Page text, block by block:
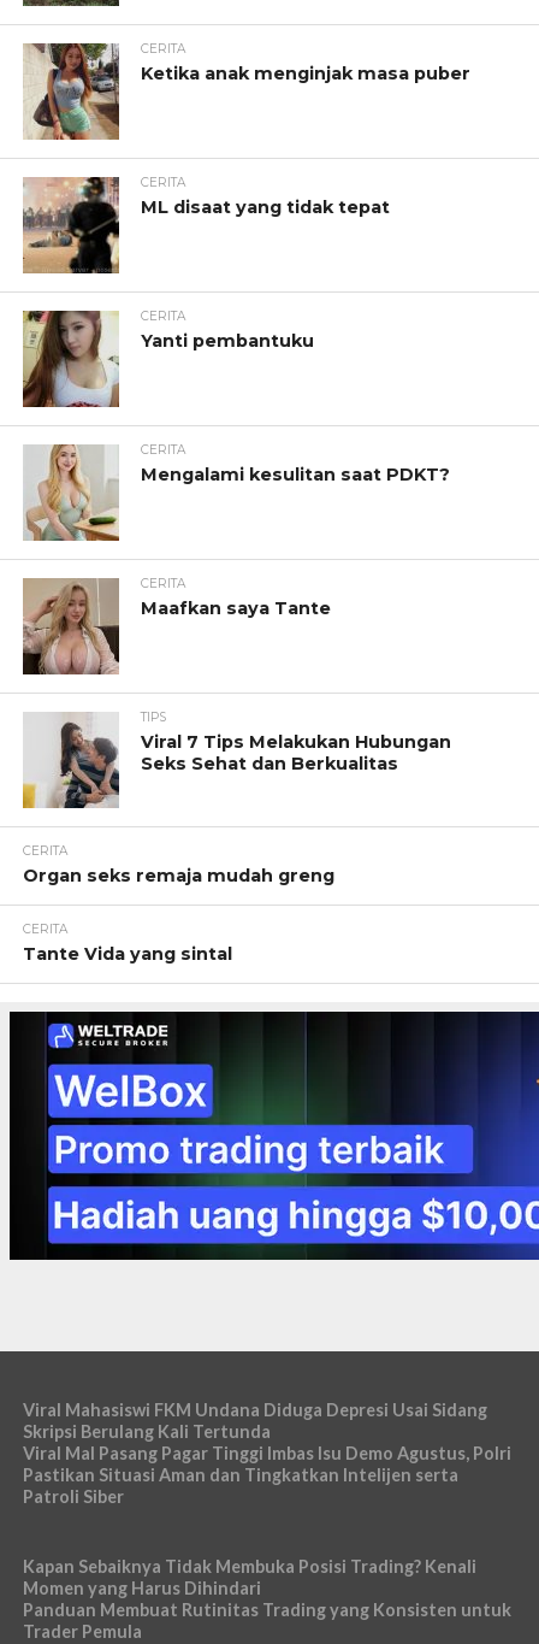
CERITA
Ketika anak menginjak masa puber
CERITA
ML disaat yang tidak tepat
CERITA
Yanti pembantuku
CERITA
Mengalami kesulitan saat PDKT?
CERITA
Maafkan saya Tante
TIPS
Viral 7 Tips Melakukan Hubungan
Seks Sehat dan Berkualitas
CERITA
Organ seks remaja mudah greng
CERITA
Tante Vida yang sintal
Viral Mahasiswi FKM Undana Diduga Depresi Usai Sidang
Skripsi Berulang Kali Tertunda
Viral Mal Pasang Pagar Tinggi Imbas Isu Demo Agustus, Polri
Pastikan Situasi Aman dan Tingkatkan Intelijen serta
Patroli Siber
Kapan Sebaiknya Tidak Membuka Posisi Trading? Kenali
Momen yang Harus Dihindari
Panduan Membuat Rutinitas Trading yang Konsisten untuk
Trader Pemula